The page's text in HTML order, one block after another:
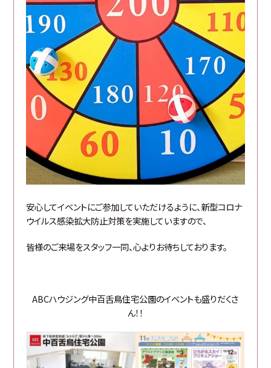
安心してイベントにご参加していただけるように、新型コロナ
ウイルス感染拡大防止対策を実施していますので、
皆様のご来場をスタッフ一同、心よりお待ちしております。
ABCハウジング中百舌鳥住宅公園のイベントも盛りだくさ
ん！！